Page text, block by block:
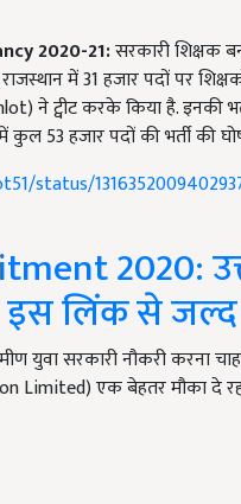
2020-21:सरकारी शिक्षक
में 31 हजार पदों पर
ने ट्वीट करके किया है. इनकी
53 हजार पदों की भर्ती की
status/
2020:
इस लिंक से
युवा सरकारी नौकरी करना
Limited) एक बेहतर मौका दे